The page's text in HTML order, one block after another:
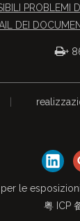
DEI
+
le
粤 ICP